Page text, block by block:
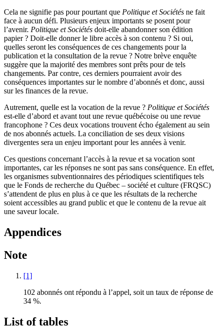
Cela ne signifie pas pour pourtant que Politique et Sociétés ne fait
face à aucun défi. Plusieurs enjeux importants se posent pour
l’avenir. Politique et Sociétés doit-elle abandonner son édition
papier ? Doit-elle donner le libre accès à son contenu ? Si oui,
quelles seront les conséquences de ces changements pour la
publication et la consultation de la revue ? Notre brève enquête
suggère que la majorité des membres sont prêts pour de tels
changements. Par contre, ces derniers pourraient avoir des
conséquences importantes sur le nombre d’abonnés et donc, aussi
sur les finances de la revue.
Autrement, quelle est la vocation de la revue ? Politique et Sociétés
est-elle d’abord et avant tout une revue québécoise ou une revue
francophone ? Ces deux vocations trouvent écho également au sein
de nos abonnés actuels. La conciliation de ses deux visions
divergentes sera un enjeu important pour les années à venir.
Ces questions concernant l’accès à la revue et sa vocation sont
importantes, car les réponses ne sont pas sans conséquence. En effet,
les organismes subventionnaires des périodiques scientifiques tels
que le Fonds de recherche du Québec – société et culture (FRQSC)
s’attendent de plus en plus à ce que les résultats de la recherche
soient accessibles au grand public et que le contenu de la revue ait
une saveur locale.
Appendices
Note
[1]
102 abonnés ont répondu à l’appel, soit un taux de réponse de
34 %.
List of tables